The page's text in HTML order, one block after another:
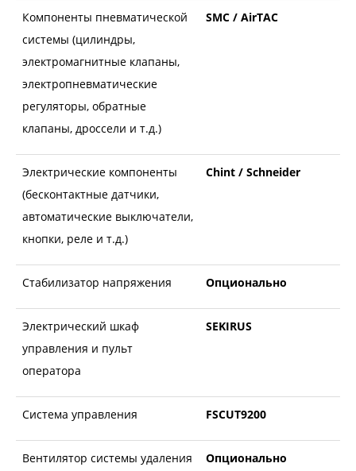
Компоненты пневматической
системы (цилиндры,
электромагнитные клапаны,
электропневматические
регуляторы, обратные
клапаны, дроссели и т.д.)
SMC / AirTAC
Электрические компоненты
(бесконтактные датчики,
автоматические выключатели,
кнопки, реле и т.д.)
Chint / Schneider
Стабилизатор напряжения Опционально
Электрический шкаф
управления и пульт
оператора
SEKIRUS
Система управления FSCUT9200
Вентилятор системы удаления
Опционально